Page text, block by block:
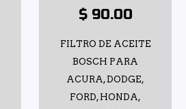
$ 90.00
FILTRO DE ACEITE
BOSCH PARA
ACURA, DODGE,
FORD, HONDA,